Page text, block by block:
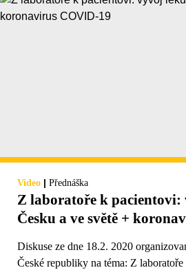
Video | Přednáška
Z laboratoře k
Česku a ve světě +
Diskuse ze dne 18.2. 2020
České republiky na téma: Z